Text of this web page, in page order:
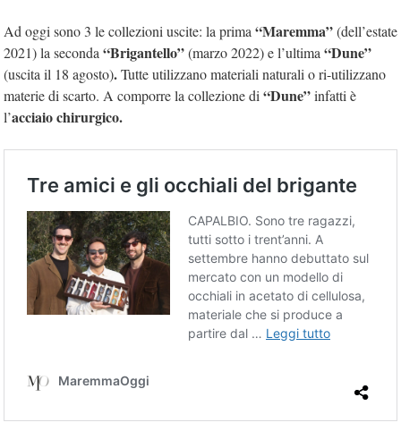
Ad oggi sono 3 le collezioni uscite: la prima“Maremma”(dell’estate
2021) la seconda“Brigantello”(marzo 2022) e l’ultima“Dune”
(uscita il 18 agosto).Tutte utilizzano materiali naturali o ri-utilizzano
materie di scarto. A comporre la collezione di“Dune”infatti è
l’acciaio chirurgico.